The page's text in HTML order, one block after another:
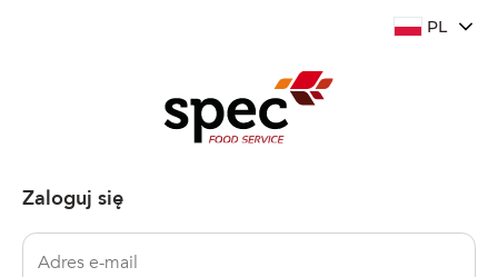
PL
Zaloguj się
Adres e-mail